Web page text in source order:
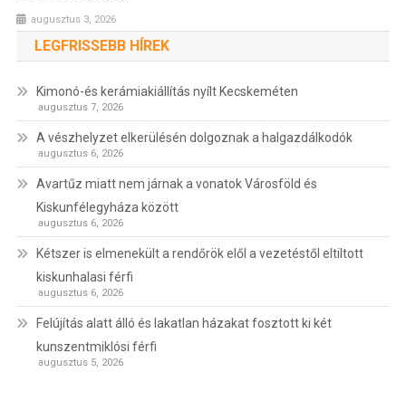
augusztus 3, 2026
LEGFRISSEBB HÍREK
Kimonó-és kerámiakiállítás nyílt Kecskeméten
augusztus 7, 2026
A vészhelyzet elkerülésén dolgoznak a halgazdálkodók
augusztus 6, 2026
Avartűz miatt nem járnak a vonatok Városföld és
Kiskunfélegyháza között
augusztus 6, 2026
Kétszer is elmenekült a rendőrök elől a vezetéstől eltiltott
kiskunhalasi férfi
augusztus 6, 2026
Felújítás alatt álló és lakatlan házakat fosztott ki két
kunszentmiklósi férfi
augusztus 5, 2026